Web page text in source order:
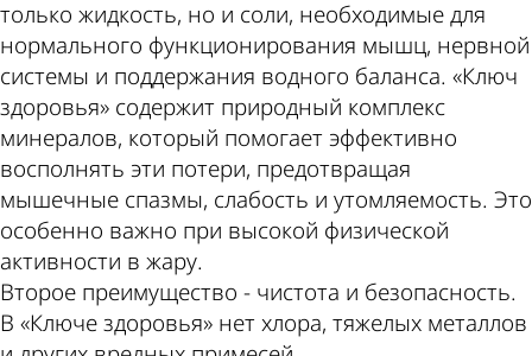
только жидкость, но и соли, необходимые для
нормального функционирования мышц, нервной
системы и поддержания водного баланса. «Ключ
здоровья» содержит природный комплекс
минералов, который помогает эффективно
восполнять эти потери, предотвращая
мышечные спазмы, слабость и утомляемость. Это
особенно важно при высокой физической
активности в жару.
Второе преимущество - чистота и безопасность.
В «Ключе здоровья» нет хлора, тяжелых металлов